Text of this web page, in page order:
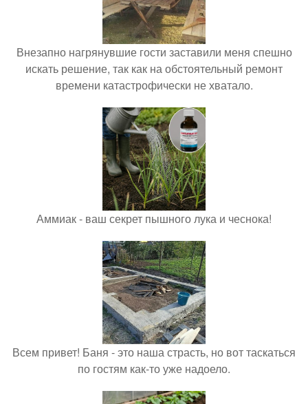
Внезапно нагрянувшие гости заставили меня спешно
искать решение, так как на обстоятельный ремонт
времени катастрофически не хватало.
Аммиак - ваш секрет пышного лука и чеснока!
Всем привет! Баня - это наша страсть, но вот таскаться
по гостям как-то уже надоело.